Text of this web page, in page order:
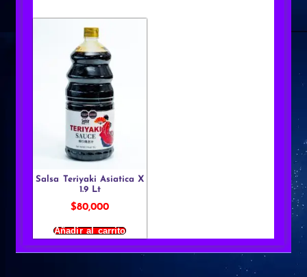
Salsa Teriyaki Asiatica X
1.9 Lt
$80,000
Añadir al carrito